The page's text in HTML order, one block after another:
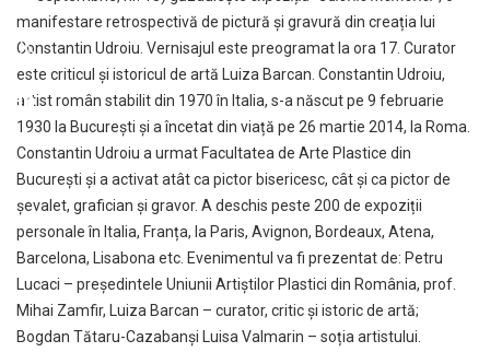
manifestare retrospectivă de pictură și gravură din creația lui
Constantin Udroiu. Vernisajul este preogramat la ora 17. Curator
este criticul și istoricul de artă Luiza Barcan. Constantin Udroiu,
artist român stabilit din 1970 în Italia, s-a născut pe 9 februarie
1930 la București și a încetat din viață pe 26 martie 2014, la Roma.
Constantin Udroiu a urmat Facultatea de Arte Plastice din
București și a activat atât ca pictor bisericesc, cât și ca pictor de
șevalet, grafician și gravor. A deschis peste 200 de expoziții
personale în Italia, Franța, la Paris, Avignon, Bordeaux, Atena,
Barcelona, Lisabona etc. Evenimentul va fi prezentat de: Petru
Lucaci – președintele Uniunii Artiștilor Plastici din România, prof.
Mihai Zamfir, Luiza Barcan – curator, critic și istoric de artă;
Bogdan Tătaru-Cazabanși Luisa Valmarin – soția artistului.